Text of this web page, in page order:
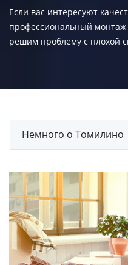
Если вас интересуют
профессиональный
решим проблему с плохой
Немного о Томилино